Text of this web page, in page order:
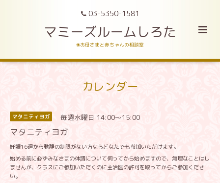
03-5350-1581
マミーズルームしろた
❀お母さまと赤ちゃんの相談室
カレンダー
マタニティヨガ 毎週水曜日 14:00～15:00
マタニティヨガ
妊娠16週から動静の制限がない方ならどなたでも参加いただけます。
始める前に必ずみなさまの体調について伺ってから始めますので、無理なことはし
ませんが、クラスにご参加いただくのに主治医の許可を取ってからご参加くださ
い。